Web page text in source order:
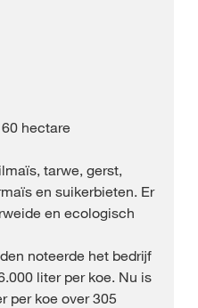
60 hectare
tarwe, gerst,
en suikerbieten. Er
en ecologisch
noteerde het bedrijf
liter per koe. Nu is
per koe over 305